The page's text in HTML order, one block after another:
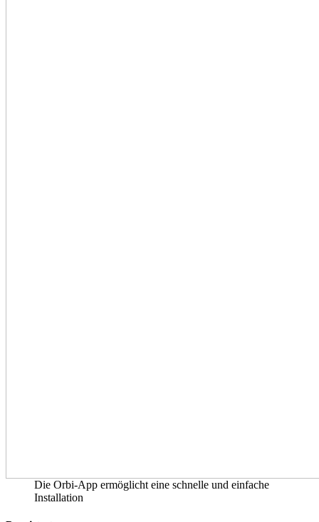
Die Orbi-App ermöglicht eine schnelle und einfache
Installation